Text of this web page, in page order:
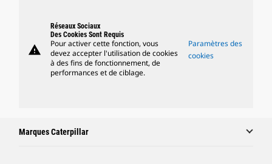
warning
Réseaux Sociaux
Des Cookies Sont Requis
Pour activer cette fonction, vous
devez accepter l'utilisation de cookies
à des fins de fonctionnement, de
performances et de ciblage.
Paramètres des
cookies
Marques Caterpillar